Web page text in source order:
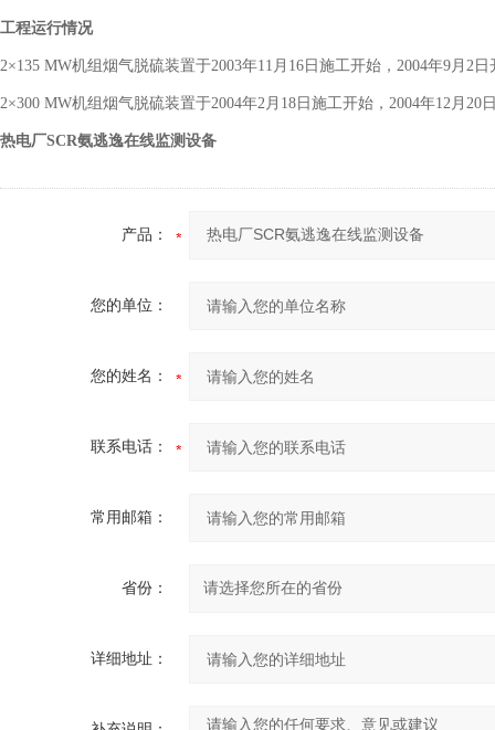
工程运行情况
2×135 MW机组烟气脱硫装置于2003年11月16日施工开始，2004年9月2
2×300 MW机组烟气脱硫装置于2004年2月18日施工开始，2004年12月
热电厂SCR氨逃逸在线监测设备
产品：
您的单位：
您的姓名：
联系电话：
常用邮箱：
省份：
详细地址：